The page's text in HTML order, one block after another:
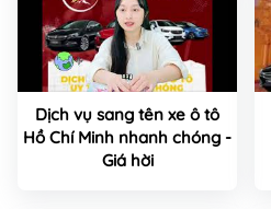
Dịch vụ sang tên xe ô tô
Hồ Chí Minh nhanh chóng -
Giá hời